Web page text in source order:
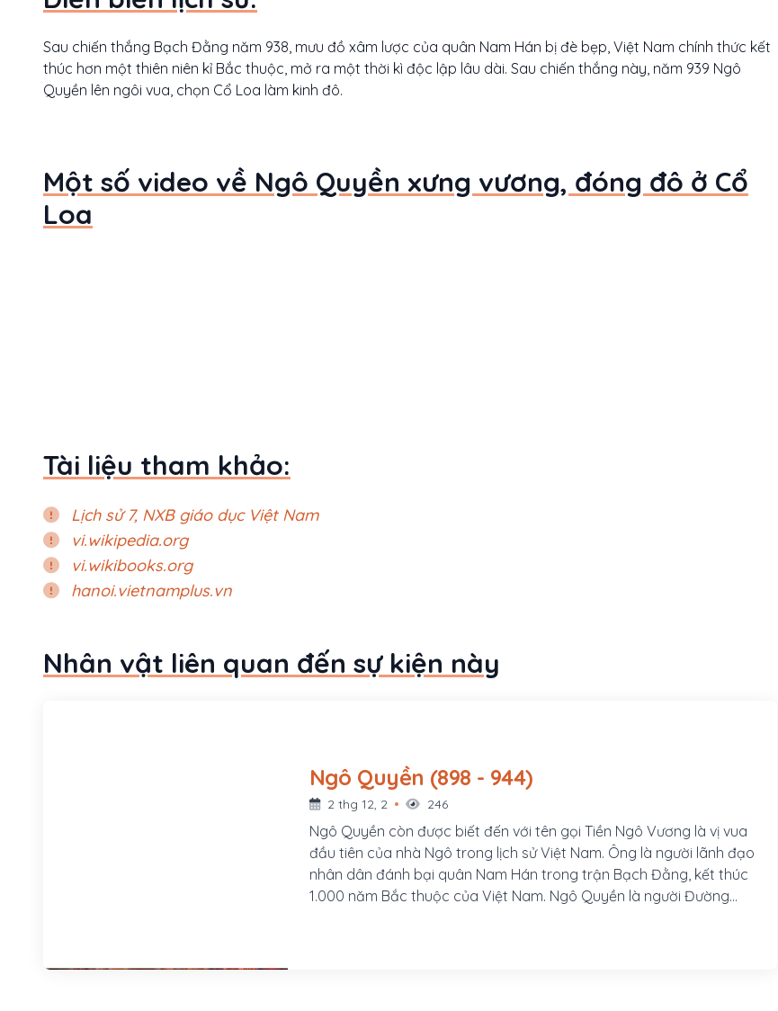
Sau chiến thắng Bạch Đằng năm 938, mưu đồ xâm lược của quân Nam Hán bị đè bẹp, Việt Nam chính thức kết
thúc hơn một thiên niên kỉ Bắc thuộc, mở ra một thời kì độc lập lâu dài. Sau chiến thắng này, năm 939 Ngô
Quyền lên ngôi vua, chọn Cổ Loa làm kinh đô.
Một số video về Ngô Quyền xưng vương, đóng đô ở Cổ
Loa
Tài liệu tham khảo:
Lịch sử 7, NXB giáo dục Việt Nam
vi.wikipedia.org
vi.wikibooks.org
hanoi.vietnamplus.vn
Nhân vật liên quan đến sự kiện này
Ngô Quyền (898 - 944)
2 thg 12, 2 246
Ngô Quyền còn được biết đến với tên gọi Tiền Ngô Vương là vị vua
đầu tiên của nhà Ngô trong lịch sử Việt Nam. Ông là người lãnh đạo
nhân dân đánh bại quân Nam Hán trong trận Bạch Đằng, kết thúc
1.000 năm Bắc thuộc của Việt Nam. Ngô Quyền là người Đường